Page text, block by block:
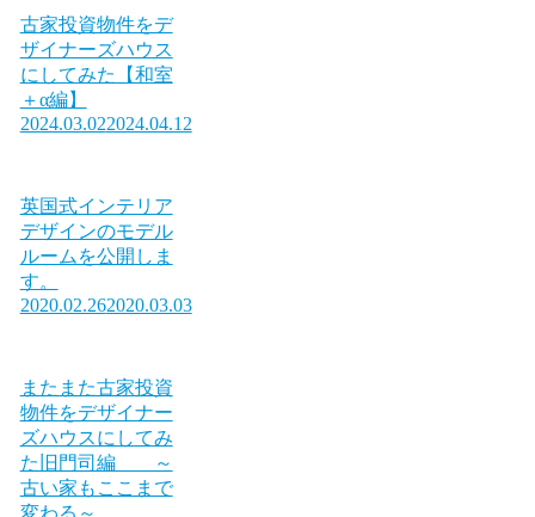
古家投資物件をデ
ザイナーズハウス
にしてみた【和室
＋α編】
2024.03.022024.04.12
英国式インテリア
デザインのモデル
ルームを公開しま
す。
2020.02.262020.03.03
またまた古家投資
物件をデザイナー
ズハウスにしてみ
た旧門司編 ～
古い家もここまで